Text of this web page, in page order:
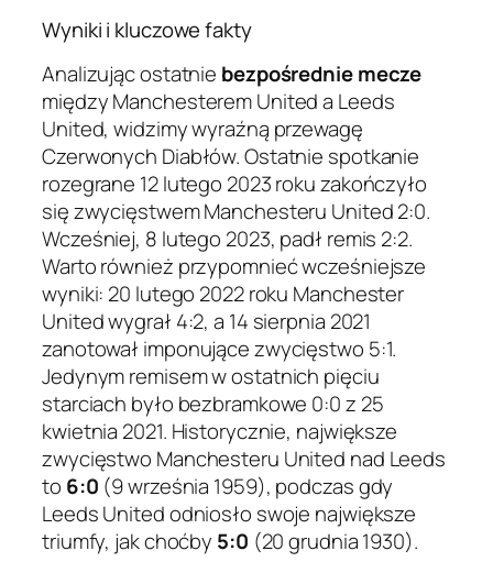
Wyniki i kluczowe fakty
Analizując ostatnie bezpośrednie mecze
między Manchesterem United a Leeds
United, widzimy wyraźną przewagę
Czerwonych Diabłów. Ostatnie spotkanie
rozegrane 12 lutego 2023 roku zakończyło
się zwycięstwem Manchesteru United 2:0.
Wcześniej, 8 lutego 2023, padł remis 2:2.
Warto również przypomnieć wcześniejsze
wyniki: 20 lutego 2022 roku Manchester
United wygrał 4:2, a 14 sierpnia 2021
zanotował imponujące zwycięstwo 5:1.
Jedynym remisem w ostatnich pięciu
starciach było bezbramkowe 0:0 z 25
kwietnia 2021. Historycznie, największe
zwycięstwo Manchesteru United nad Leeds
to 6:0 (9 września 1959), podczas gdy
Leeds United odniosło swoje największe
triumfy, jak choćby 5:0 (20 grudnia 1930).